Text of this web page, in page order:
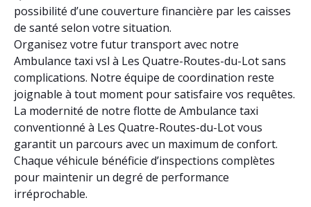
possibilité d’une couverture financière par les caisses
de santé selon votre situation.
Organisez votre futur transport avec notre
Ambulance taxi vsl à Les Quatre-Routes-du-Lot sans
complications. Notre équipe de coordination reste
joignable à tout moment pour satisfaire vos requêtes.
La modernité de notre flotte de Ambulance taxi
conventionné à Les Quatre-Routes-du-Lot vous
garantit un parcours avec un maximum de confort.
Chaque véhicule bénéficie d’inspections complètes
pour maintenir un degré de performance
irréprochable.